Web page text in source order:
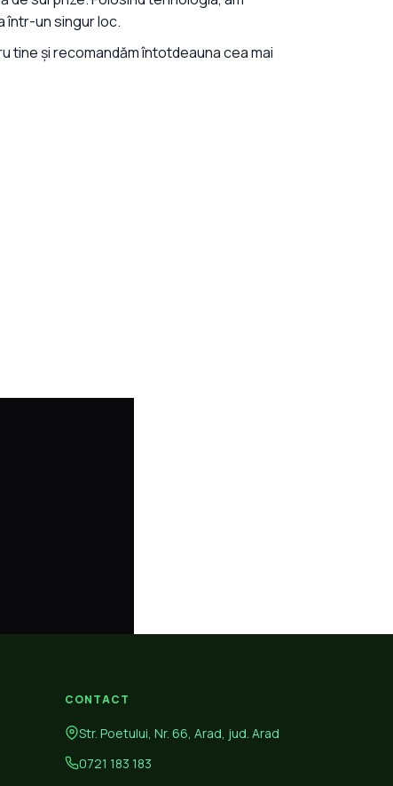
într-un singur loc.
tine și recomandăm întotdeauna cea mai
CONTACT
Str. Poetului, Nr. 66, Arad, jud. Arad
0721 183 183